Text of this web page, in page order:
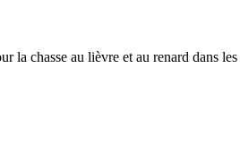
chasse au lièvre et au renard dans